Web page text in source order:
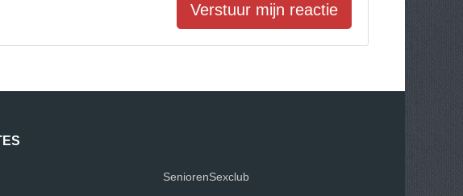
Verstuur mijn reactie
SeniorenSexclub